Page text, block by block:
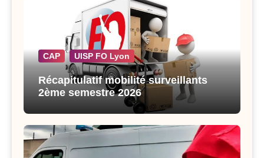
CAP UISP FO Lyon
Récapitulatif mobilité surveillants
2ème semestre 2026